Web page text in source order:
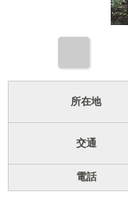
所在地
交通
電話